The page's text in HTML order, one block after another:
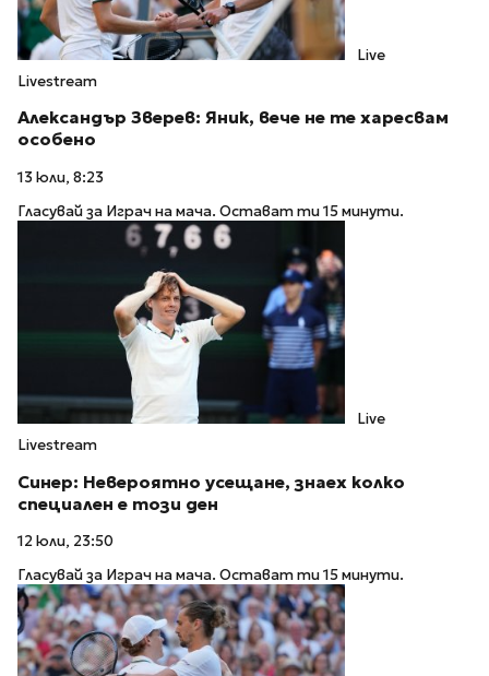
Live
Livestream
Александър Зверев: Яник, вече не те харесвам
особено
13 юли, 8:23
Гласувай за Играч на мача. Остават ти 15 минути.
Live
Livestream
Синер: Невероятно усещане, знаех колко
специален е този ден
12 юли, 23:50
Гласувай за Играч на мача. Остават ти 15 минути.